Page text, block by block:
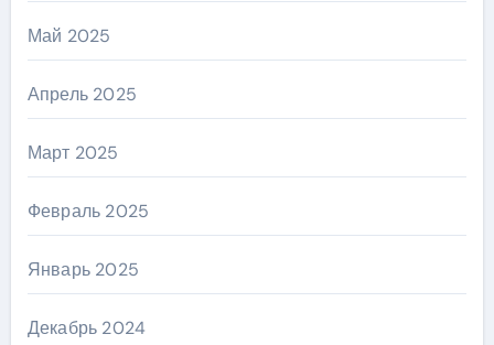
Май 2025
Апрель 2025
Март 2025
Февраль 2025
Январь 2025
Декабрь 2024